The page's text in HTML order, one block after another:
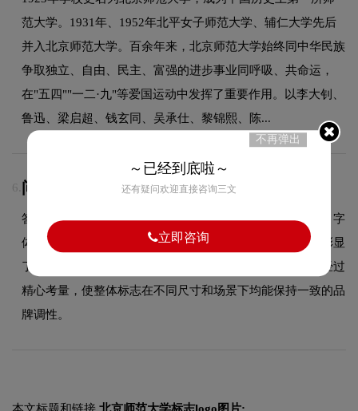
范大学。1931年、1952年北平女子师范大学、辅仁大学先后
并入北京师范大学。百余年来，北京师范大学始终同中华民族
争取独立、自由、民主、富强的进步事业同呼吸、共命运，
在"五四""一二·九"等爱国运动中发挥了重要作用。以李大钊、
鲁迅、梁启超、钱玄同、吴承仕、黎锦熙、陈...
6. 问：北京师范大学logo使用的是什么字体？
答：北京师范大学品牌标志采用的是圆润可爱的字体设计，字
体造型与品牌形象高度契合，在确保良好阅读性的同时，彰显
了品牌的极简现代设计风格。字体的结构、粗细及间距都经过
精心考量，使整体标志在不同尺寸和场景下均能保持一致的品
牌调性。
不再弹出
～已经到底啦～
还有疑问欢迎直接咨询三文
立即咨询